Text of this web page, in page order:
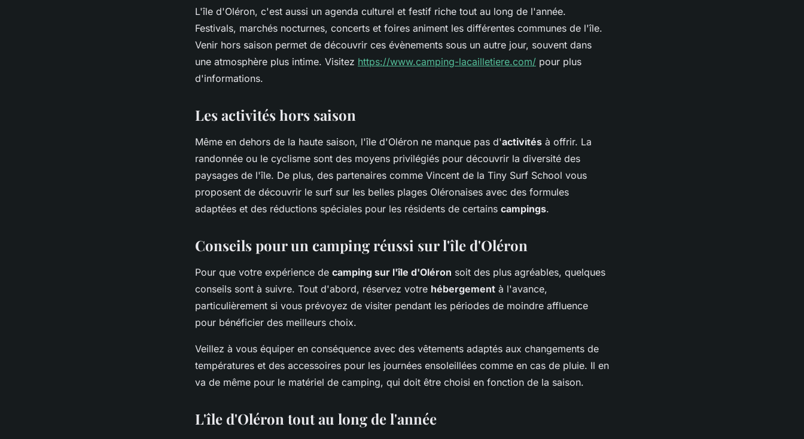
L'île d'Oléron, c'est aussi un agenda culturel et festif riche tout au long de l'année.
Festivals, marchés nocturnes, concerts et foires animent les différentes communes de l'île.
Venir hors saison permet de découvrir ces évènements sous un autre jour, souvent dans
une atmosphère plus intime. Visitez https://www.camping-lacailletiere.com/ pour plus
d'informations.
Les activités hors saison
Même en dehors de la haute saison, l'île d'Oléron ne manque pas d'activités à offrir. La
randonnée ou le cyclisme sont des moyens privilégiés pour découvrir la diversité des
paysages de l'île. De plus, des partenaires comme Vincent de la Tiny Surf School vous
proposent de découvrir le surf sur les belles plages Oléronaises avec des formules
adaptées et des réductions spéciales pour les résidents de certains campings.
Conseils pour un camping réussi sur l'île d'Oléron
Pour que votre expérience de camping sur l'île d'Oléron soit des plus agréables, quelques
conseils sont à suivre. Tout d'abord, réservez votre hébergement à l'avance,
particulièrement si vous prévoyez de visiter pendant les périodes de moindre affluence
pour bénéficier des meilleurs choix.
Veillez à vous équiper en conséquence avec des vêtements adaptés aux changements de
températures et des accessoires pour les journées ensoleillées comme en cas de pluie. Il en
va de même pour le matériel de camping, qui doit être choisi en fonction de la saison.
L'île d'Oléron tout au long de l'année